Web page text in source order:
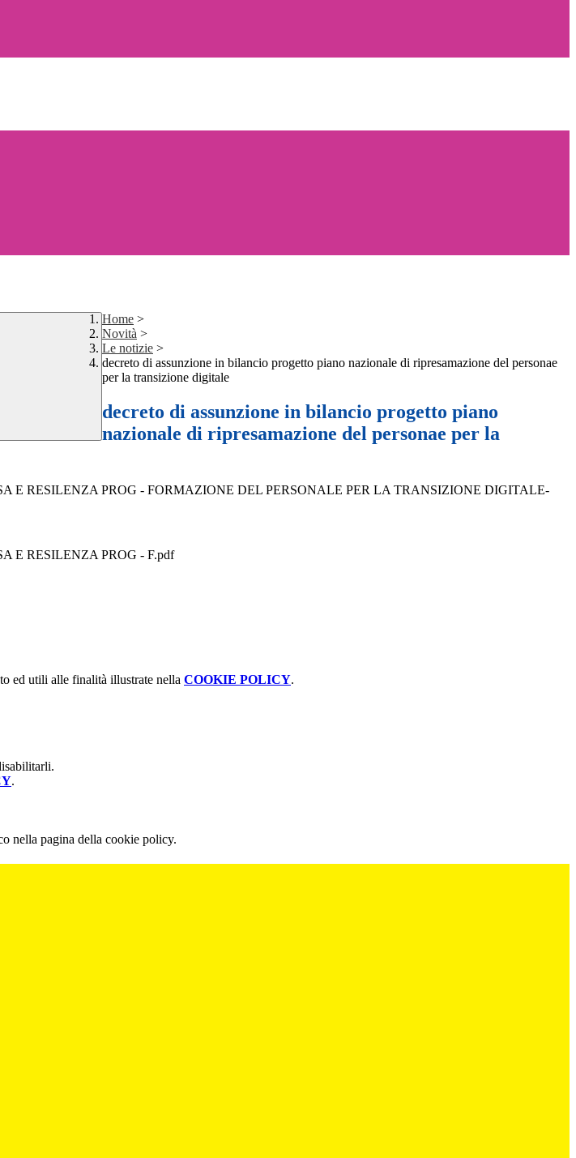
Home >
Novità >
Le notizie >
decreto di assunzione in bilancio progetto piano nazionale di ripresamazione del personae
per la transizione digitale
decreto di assunzione in bilancio progetto piano
nazionale di ripresamazione del personae per la
RESILENZA PROG - FORMAZIONE DEL PERSONALE PER LA TRANSIZIONE DIGITALE-
E RESILENZA PROG - F.pdf
ed utili alle finalità illustrate nella COOKIE POLICY.
.
nella pagina della cookie policy.